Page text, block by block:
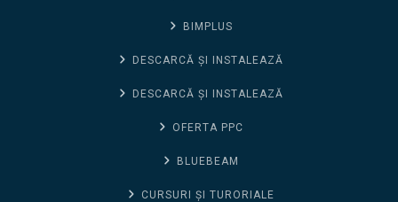
BIMPLUS
DESCARCĂ ȘI INSTALEAZĂ
DESCARCĂ ȘI INSTALEAZĂ
OFERTA PPC
BLUEBEAM
CURSURI ȘI TURORIALE